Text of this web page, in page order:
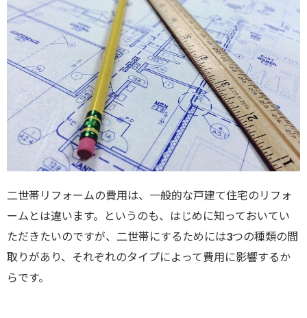
二世帯リフォームの費用は、一般的な戸建て住宅のリフォ
ームとは違います。というのも、はじめに知っておいてい
ただきたいのですが、二世帯にするためには3つの種類の間
取りがあり、それぞれのタイプによって費用に影響するか
らです。